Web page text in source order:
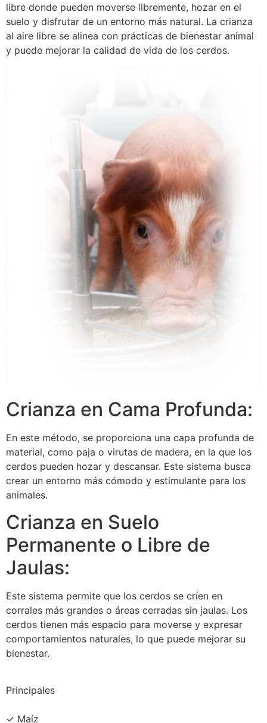
libre donde pueden moverse libremente, hozar en el
suelo y disfrutar de un entorno más natural. La crianza
al aire libre se alinea con prácticas de bienestar animal
y puede mejorar la calidad de vida de los cerdos.
Crianza en Cama Profunda:
En este método, se proporciona una capa profunda de
material, como paja o virutas de madera, en la que los
cerdos pueden hozar y descansar. Este sistema busca
crear un entorno más cómodo y estimulante para los
animales.
Crianza en Suelo
Permanente o Libre de
Jaulas:
Este sistema permite que los cerdos se críen en
corrales más grandes o áreas cerradas sin jaulas. Los
cerdos tienen más espacio para moverse y expresar
comportamientos naturales, lo que puede mejorar su
bienestar.
Principales
✓ Maíz